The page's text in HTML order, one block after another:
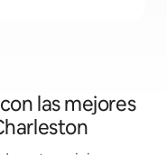
las mejores